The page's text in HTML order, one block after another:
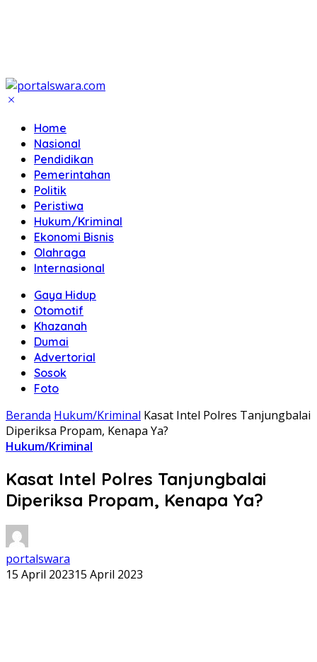
Home
Nasional
Pendidikan
Pemerintahan
Politik
Peristiwa
Hukum/Kriminal
Ekonomi Bisnis
Olahraga
Internasional
Gaya Hidup
Otomotif
Khazanah
Dumai
Advertorial
Sosok
Foto
Beranda Hukum/Kriminal Kasat Intel Polres Tanjungbalai
Diperiksa Propam, Kenapa Ya?
Hukum/Kriminal
Kasat Intel Polres Tanjungbalai
Diperiksa Propam, Kenapa Ya?
portalswara
15 April 202315 April 2023